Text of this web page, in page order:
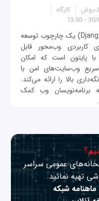
کارگاه
30/
جنگو (Django) یک چارچوب توسعه
کاربردی وب‌محور قابل
با پایتون است که امکان
وب‌سایت‌های امن با
بالا را ارائه می‌کند.
برنامه‌نویسان وب کمک
عمومی سراسر
تهیه نمائید.
شبکه